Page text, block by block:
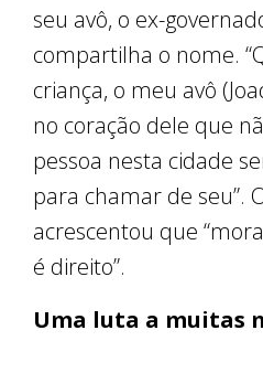
seu avô, o ex-
compartilha o nome.
criança, o meu avô
no coração dele que
pessoa nesta cidade
para chamar de seu”.
acrescentou que
é direito”.
Uma luta a muitas